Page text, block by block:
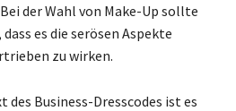
der Wahl von Make-Up sollte
es die serösen Aspekte
zu wirken.
Business-Dresscodes ist es